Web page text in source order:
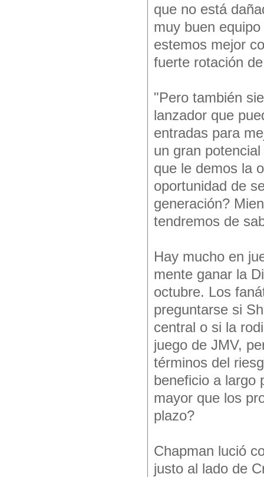
que no está
muy buen
estemos mejor
fuerte rotación
"Pero también
lanzador que
entradas para
un gran
que le demos la
oportunidad de
generación?
tendremos de
Hay mucho en
mente ganar la
octubre. Los
preguntarse si
central o si la
juego de JMV,
términos del
beneficio a largo
mayor que los
plazo?
Chapman lució
justo al lado de